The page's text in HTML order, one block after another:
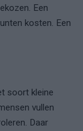
Een
kosten. Een
soort kleine
vullen
Daar